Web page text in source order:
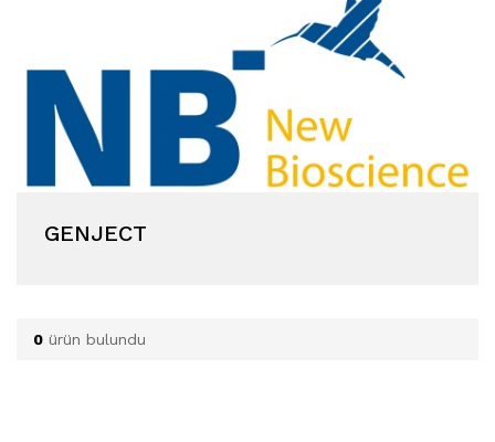
GENJECT
0 ürün bulundu